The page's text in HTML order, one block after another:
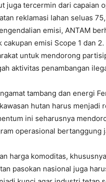
juga tercermin dari capaian
reklamasi lahan seluas
emisi, ANTAM
emisi Scope 1 dan
untuk mendorong
aktivitas penambangan
tambang dan energi
hutan harus
ini seharusnya
operasional bertanggung
harga komoditas,
pasokan nasional juga